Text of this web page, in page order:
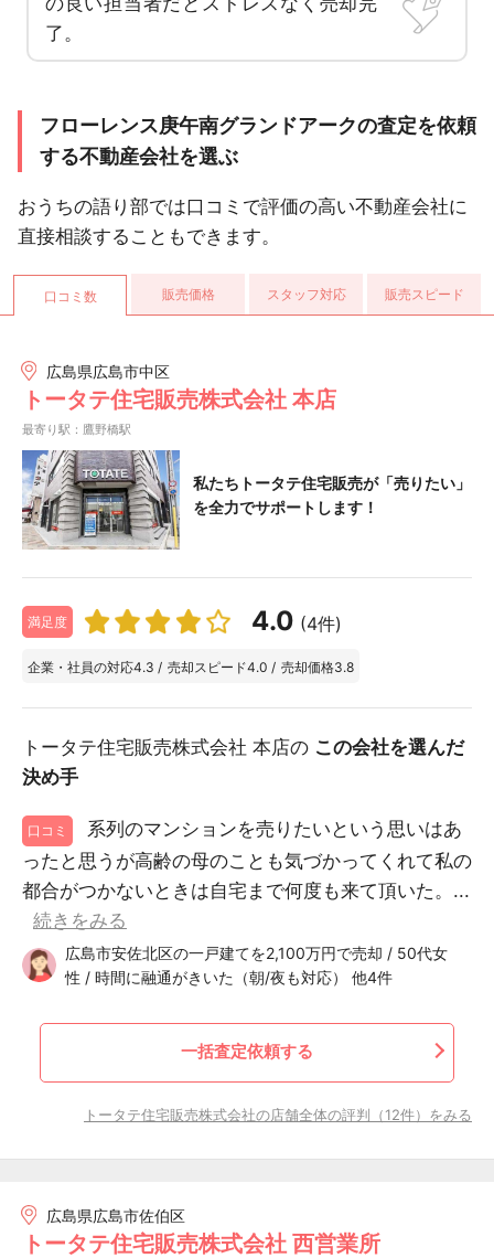
了。
フローレンス庚午南グランドアークの査定を依頼
する不動産会社を選ぶ
おうちの語り部では口コミで評価の高い不動産会社に
直接相談することもできます。
口コミ数 販売価格 スタッフ対応 販売スピード
広島県広島市中区
トータテ住宅販売株式会社 本店
最寄り駅：鷹野橋駅
私たちトータテ住宅販売が「売りたい」
を全力でサポートします！
満足度 4.0 (4件)
企業・社員の対応4.3 / 売却スピード4.0 / 売却価格3.8
トータテ住宅販売株式会社 本店の この会社を選んだ
決め手
口コミ
系列のマンションを売りたいという思いはあ
ったと思うが高齢の母のことも気づかってくれて私の
都合がつかないときは自宅まで何度も来て頂いた。...
続きをみる
広島市安佐北区の一戸建てを2,100万円で売却 / 50代女
性 / 時間に融通がきいた（朝/夜も対応） 他4件
一括査定依頼する
トータテ住宅販売株式会社の店舗全体の評判（12件）をみる
広島県広島市佐伯区
トータテ住宅販売株式会社 西営業所